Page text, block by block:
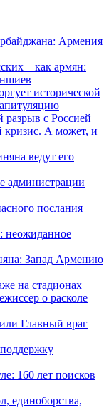
Армения
– как армян:
исторической
с Россией
кризис. А может, и
ведут его
администрации
послания
неожиданное
Запад Армению
на стадионах
о расколе
Главный враг
160 лет поисков
единоборства,